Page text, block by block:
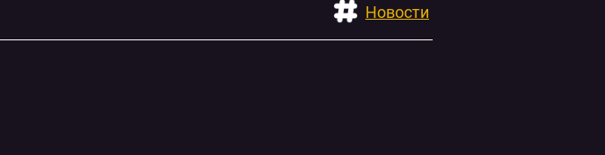
Новости